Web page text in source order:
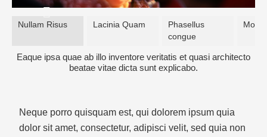
AP Accordion Menu
AP Portfolio
TEMPLATES
Nullam Risus Lacinia Quam
Phasellus
congue
Eaque ipsa quae ab illo inventore veritatis et quasi architecto
beatae vitae dicta sunt explicabo.
Neque porro quisquam est, qui dolorem ipsum quia
dolor sit amet, consectetur, adipisci velit, sed quia non